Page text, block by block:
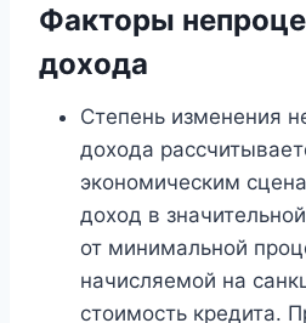
Факторы
дохода
Степень изменения
дохода
экономическим
доход в
от минимальной
начисляемой на
стоимость кредита.